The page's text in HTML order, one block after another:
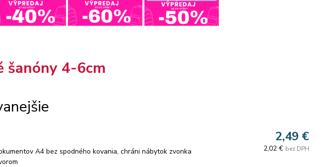
šanóny 4-6cm
A4 bez spodného kovania, chráni nábytok zvonka
2,49 €
2,02 € bez DPH